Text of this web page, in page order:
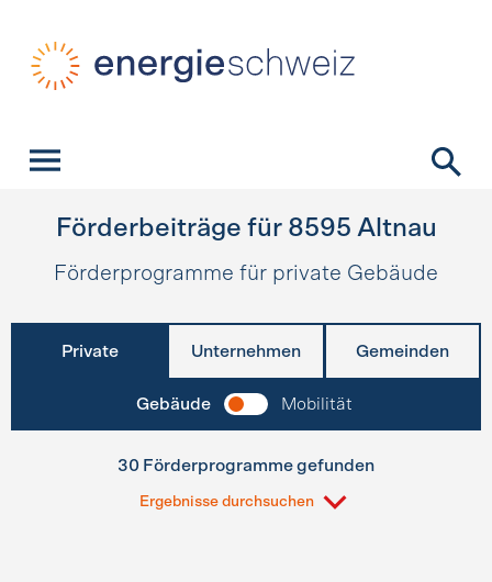
Förderbeiträge für 8595 Altnau
Förderprogramme für private Gebäude
Private Unternehmen Gemeinden
Gebäude Mobilität
30 Förderprogramme gefunden
Ergebnisse durchsuchen